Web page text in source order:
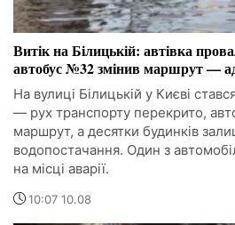
Витік на Білицькій: автівка
автобус №32 змінив маршрут —
На вулиці Білицькій у Києві
— рух транспорту перекрито,
маршрут, а десятки будинків
водопостачання. Один з
на місці аварії.
10:07 10.08